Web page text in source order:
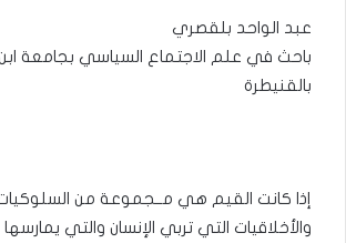
عبد الواحد بلقصري
باحث في علم الاجتماع السياسي بجامعة
بالقنيطرة
إذا كانت القيم هي مــجموعة من
والأخلاقيات التي تربي الإنسان والتي